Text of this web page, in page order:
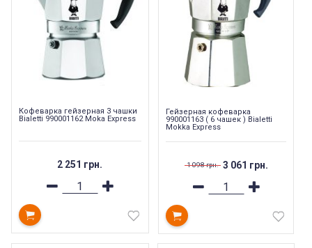
Кофеварка гейзерная 3 чашки
Bialetti 990001162 Moka Express
2 251 грн.
Гейзерная кофеварка
990001163 ( 6 чашек ) Bialetti
Mokka Express
1 098 грн. 3 061 грн.